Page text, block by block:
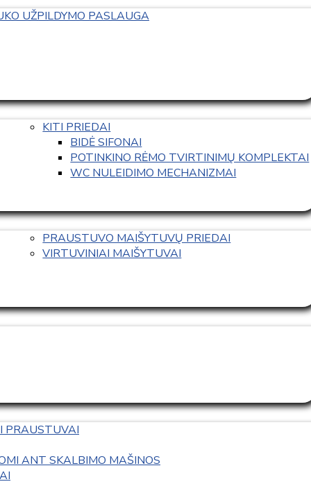
UŽPILDYMO PASLAUGA
KITI PRIEDAI
BIDĖ SIFONAI
POTINKINO RĖMO TVIRTINIMŲ KOMPLEKTAI
WC NULEIDIMO MECHANIZMAI
PRAUSTUVO MAIŠYTUVŲ PRIEDAI
VIRTUVINIAI MAIŠYTUVAI
PRAUSTUVAI
ANT SKALBIMO MAŠINOS